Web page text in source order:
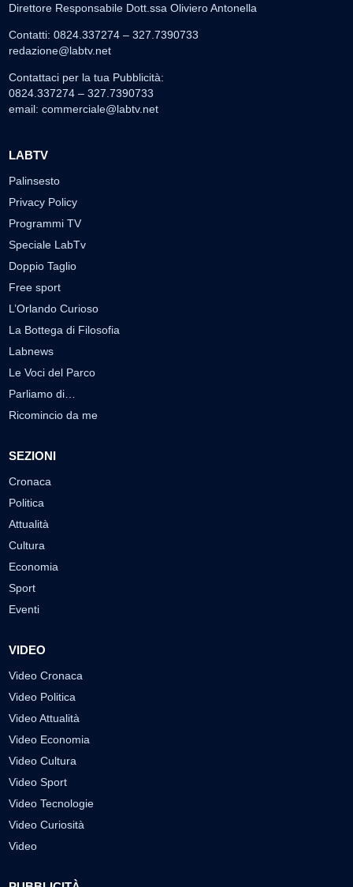
Direttore Responsabile Dott.ssa Oliviero Antonella
Contatti: 0824.337274 – 327.7390733
redazione@labtv.net
Contattaci per la tua Pubblicità:
0824.337274 – 327.7390733
email: commerciale@labtv.net
LABTV
Palinsesto
Privacy Policy
Programmi TV
Speciale LabTv
Doppio Taglio
Free sport
L’Orlando Curioso
La Bottega di Filosofia
Labnews
Le Voci del Parco
Parliamo di…
Ricomincio da me
SEZIONI
Cronaca
Politica
Attualità
Cultura
Economia
Sport
Eventi
VIDEO
Video Cronaca
Video Politica
Video Attualità
Video Economia
Video Cultura
Video Sport
Video Tecnologie
Video Curiosità
Video